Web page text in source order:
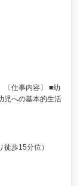
〔仕事内容〕 ■幼
児への基本的生活
徒歩15分位）